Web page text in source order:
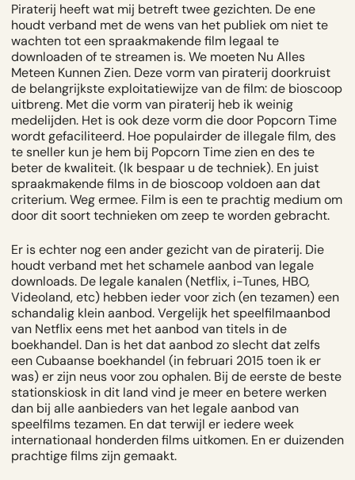
Piraterij heeft wat mij betreft twee gezichten. De ene
houdt verband met de wens van het publiek om niet te
wachten tot een spraakmakende film legaal te
downloaden of te streamen is. We moeten Nu Alles
Meteen Kunnen Zien. Deze vorm van piraterij doorkruist
de belangrijkste exploitatiewijze van de film: de bioscoop
uitbreng. Met die vorm van piraterij heb ik weinig
medelijden. Het is ook deze vorm die door Popcorn Time
wordt gefaciliteerd. Hoe populairder de illegale film, des
te sneller kun je hem bij Popcorn Time zien en des te
beter de kwaliteit. (Ik bespaar u de techniek). En juist
spraakmakende films in de bioscoop voldoen aan dat
criterium. Weg ermee. Film is een te prachtig medium om
door dit soort technieken om zeep te worden gebracht.
Er is echter nog een ander gezicht van de piraterij. Die
houdt verband met het schamele aanbod van legale
downloads. De legale kanalen (Netflix, i-Tunes, HBO,
Videoland, etc) hebben ieder voor zich (en tezamen) een
schandalig klein aanbod. Vergelijk het speelfilmaanbod
van Netflix eens met het aanbod van titels in de
boekhandel. Dan is het dat aanbod zo slecht dat zelfs
een Cubaanse boekhandel (in februari 2015 toen ik er
was) er zijn neus voor zou ophalen. Bij de eerste de beste
stationskiosk in dit land vind je meer en betere werken
dan bij alle aanbieders van het legale aanbod van
speelfilms tezamen. En dat terwijl er iedere week
internationaal honderden films uitkomen. En er duizenden
prachtige films zijn gemaakt.